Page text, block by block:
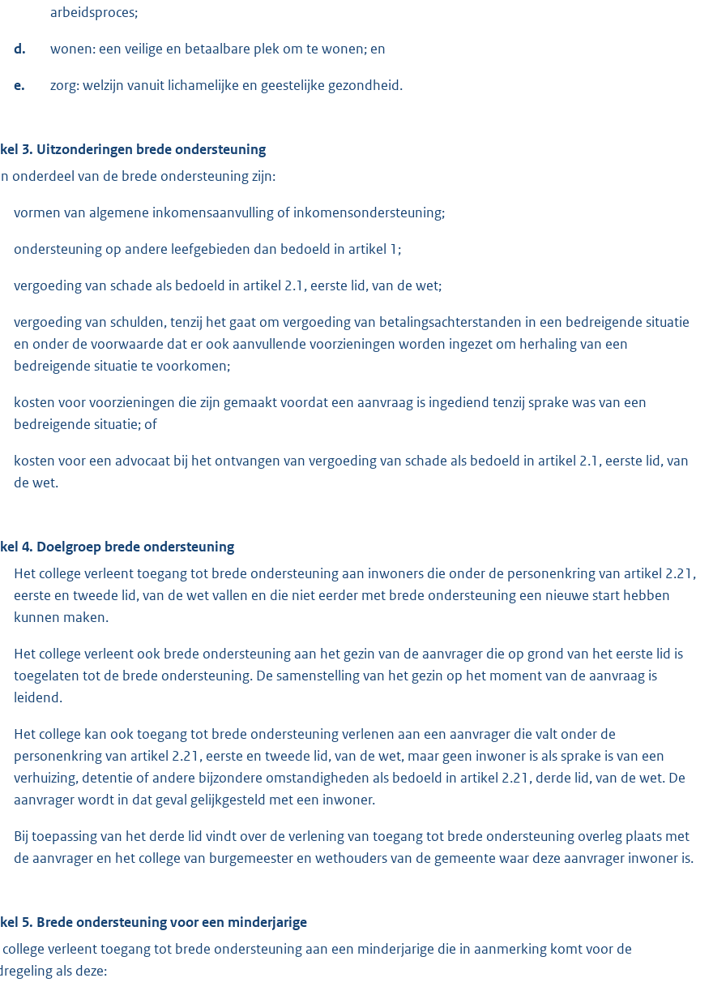
arbeidsproces;
d. wonen: een veilige en betaalbare plek om te wonen; en
e. zorg: welzijn vanuit lichamelijke en geestelijke gezondheid.
3. Uitzonderingen brede ondersteuning
onderdeel van de brede ondersteuning zijn:
vormen van algemene inkomensaanvulling of inkomensondersteuning;
ondersteuning op andere leefgebieden dan bedoeld in artikel 1;
vergoeding van schade als bedoeld in artikel 2.1, eerste lid, van de wet;
vergoeding van schulden, tenzij het gaat om vergoeding van betalingsachterstanden in een bedreigende situatie
en onder de voorwaarde dat er ook aanvullende voorzieningen worden ingezet om herhaling van een
bedreigende situatie te voorkomen;
kosten voor voorzieningen die zijn gemaakt voordat een aanvraag is ingediend tenzij sprake was van een
bedreigende situatie; of
kosten voor een advocaat bij het ontvangen van vergoeding van schade als bedoeld in artikel 2.1, eerste lid, van
de wet.
4. Doelgroep brede ondersteuning
Het college verleent toegang tot brede ondersteuning aan inwoners die onder de personenkring van artikel 2.21,
eerste en tweede lid, van de wet vallen en die niet eerder met brede ondersteuning een nieuwe start hebben
kunnen maken.
Het college verleent ook brede ondersteuning aan het gezin van de aanvrager die op grond van het eerste lid is
toegelaten tot de brede ondersteuning. De samenstelling van het gezin op het moment van de aanvraag is
leidend.
Het college kan ook toegang tot brede ondersteuning verlenen aan een aanvrager die valt onder de
personenkring van artikel 2.21, eerste en tweede lid, van de wet, maar geen inwoner is als sprake is van een
verhuizing, detentie of andere bijzondere omstandigheden als bedoeld in artikel 2.21, derde lid, van de wet. De
aanvrager wordt in dat geval gelijkgesteld met een inwoner.
Bij toepassing van het derde lid vindt over de verlening van toegang tot brede ondersteuning overleg plaats met
de aanvrager en het college van burgemeester en wethouders van de gemeente waar deze aanvrager inwoner is.
5. Brede ondersteuning voor een minderjarige
verleent toegang tot brede ondersteuning aan een minderjarige die in aanmerking komt voor de
als deze: